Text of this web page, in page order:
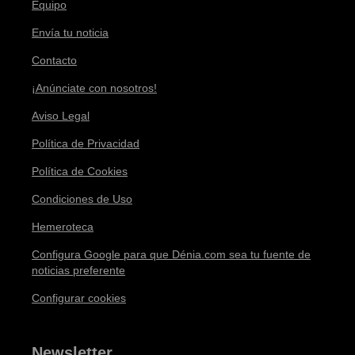
Equipo
Envía tu noticia
Contacto
¡Anúnciate con nosotros!
Aviso Legal
Política de Privacidad
Política de Cookies
Condiciones de Uso
Hemeroteca
Configura Google para que Dénia.com sea tu fuente de
noticias preferente
Configurar cookies